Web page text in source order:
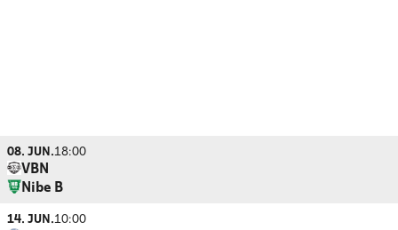
08. JUN.18:00
VBN
Nibe B
14. JUN.10:00